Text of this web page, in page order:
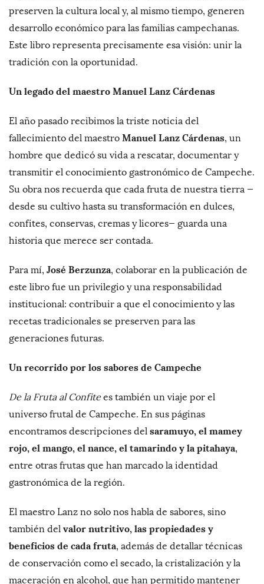
preserven la cultura local y, al mismo tiempo, generen
desarrollo económico para las familias campechanas.
Este libro representa precisamente esa visión: unir la
tradición con la oportunidad.
Un legado del maestro Manuel Lanz Cárdenas
El año pasado recibimos la triste noticia del
fallecimiento del maestro Manuel Lanz Cárdenas, un
hombre que dedicó su vida a rescatar, documentar y
transmitir el conocimiento gastronómico de Campeche.
Su obra nos recuerda que cada fruta de nuestra tierra —
desde su cultivo hasta su transformación en dulces,
confites, conservas, cremas y licores— guarda una
historia que merece ser contada.
Para mí, José Berzunza, colaborar en la publicación de
este libro fue un privilegio y una responsabilidad
institucional: contribuir a que el conocimiento y las
recetas tradicionales se preserven para las
generaciones futuras.
Un recorrido por los sabores de Campeche
De la Fruta al Confitees también un viaje por el
universo frutal de Campeche. En sus páginas
encontramos descripciones del saramuyo, el mamey
rojo, el mango, el nance, el tamarindo y la pitahaya,
entre otras frutas que han marcado la identidad
gastronómica de la región.
El maestro Lanz no solo nos habla de sabores, sino
también del valor nutritivo, las propiedades y
beneficios de cada fruta, además de detallar técnicas
de conservación como el secado, la cristalización y la
maceración en alcohol, que han permitido mantener